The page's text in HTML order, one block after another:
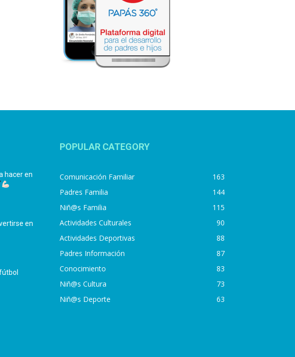
hacer en
en
POPULAR CATEGORY
Comunicación Familiar
163
Padres Familia
144
Niñ@s Familia
115
Actividades Culturales
90
Actividades Deportivas
88
Padres Información
87
Conocimiento
83
Niñ@s Cultura
73
Niñ@s Deporte
63